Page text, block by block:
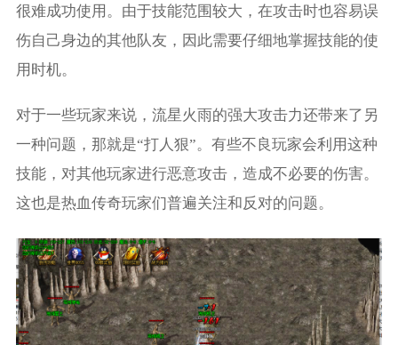
很难成功使用。由于技能范围较大，在攻击时也容易误
伤自己身边的其他队友，因此需要仔细地掌握技能的使
用时机。
对于一些玩家来说，流星火雨的强大攻击力还带来了另
一种问题，那就是“打人狠”。有些不良玩家会利用这种
技能，对其他玩家进行恶意攻击，造成不必要的伤害。
这也是热血传奇玩家们普遍关注和反对的问题。